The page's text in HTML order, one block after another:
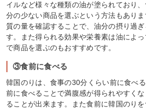
イルなど様々な種類の油が塗られており
分の少ない商品を選ぶという方法もあり
質の量を確認することで、油分の摂り過
す。また得られる効果や栄養素は油によ
で商品を選ぶのもおすすめです。
③食前に食べる
韓国のりは、食事の30分くらい前に食べ
前に食べることで満腹感が得られやすく
ることが出来ます。また食前に韓国のり